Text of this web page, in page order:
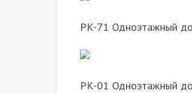
РК-71 Одноэтажный
РК-01 Одноэтажный